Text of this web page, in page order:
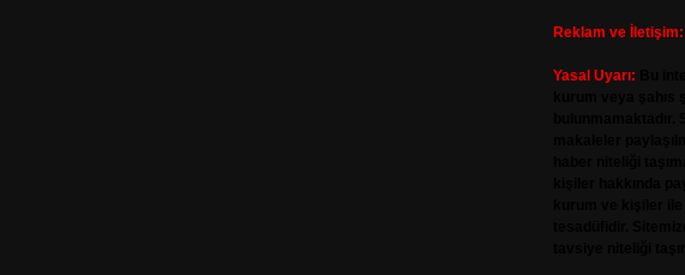
Reklam ve İletişim:
Yasal Uyarı: